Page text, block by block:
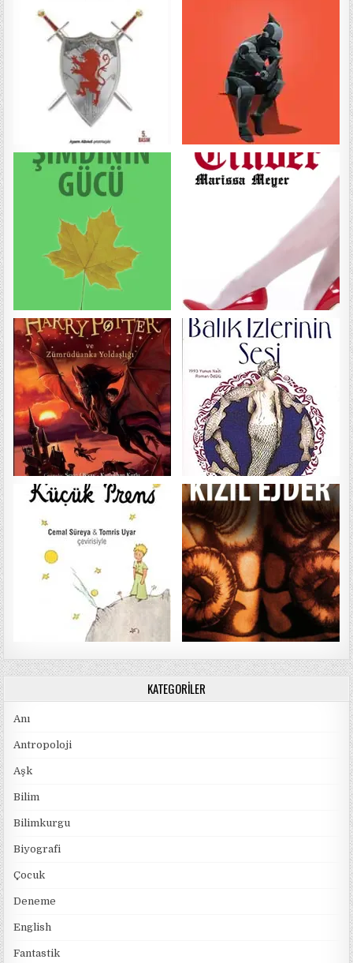
KATEGORILER
Anı
Antropoloji
Aşk
Bilim
Bilimkurgu
Biyografi
Çocuk
Deneme
English
Fantastik